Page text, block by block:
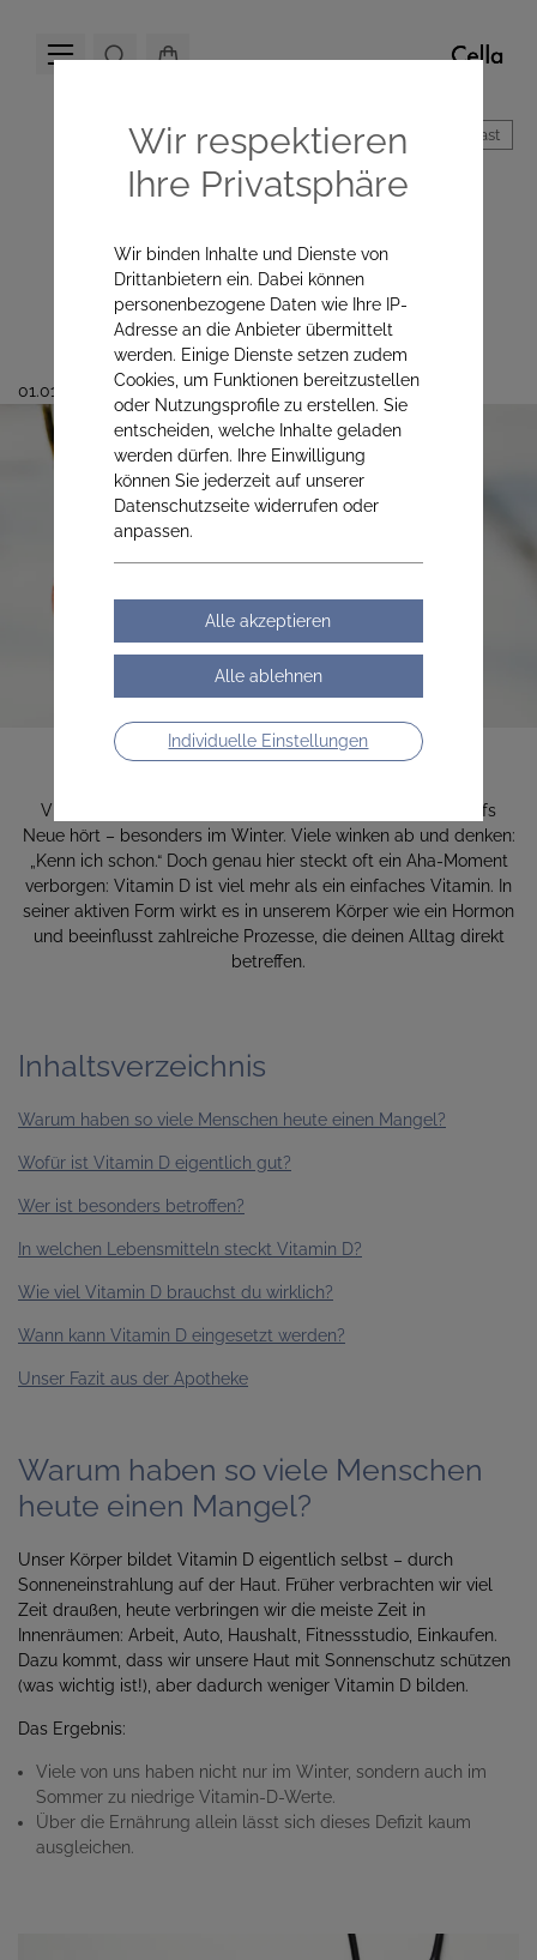
Hoher Kontrast
Vitamin D – warum
dieses Thema wirklich
wichtig ist
01.01.2026
Das Sonnenvitamin.
Vitamin D gehört zu den Themen, die man jedes Jahr aufs
Neue hört – besonders im Winter. Viele winken ab und denken:
„Kenn ich schon.“ Doch genau hier steckt oft ein Aha-Moment
verborgen: Vitamin D ist viel mehr als ein einfaches Vitamin. In
seiner aktiven Form wirkt es in unserem Körper wie ein Hormon
und beeinflusst zahlreiche Prozesse, die deinen Alltag direkt
betreffen.
Inhaltsverzeichnis
Warum haben so viele Menschen heute einen Mangel?
Wofür ist Vitamin D eigentlich gut?
Wer ist besonders betroffen?
In welchen Lebensmitteln steckt Vitamin D?
Wie viel Vitamin D brauchst du wirklich?
Wann kann Vitamin D eingesetzt werden?
Unser Fazit aus der Apotheke
Warum haben so viele Menschen
heute einen Mangel?
Unser Körper bildet Vitamin D eigentlich selbst – durch
Sonneneinstrahlung auf der Haut. Früher verbrachten wir viel
Zeit draußen, heute verbringen wir die meiste Zeit in
Innenräumen: Arbeit, Auto, Haushalt, Fitnessstudio, Einkaufen.
Dazu kommt, dass wir unsere Haut mit Sonnenschutz schützen
(was wichtig ist!), aber dadurch weniger Vitamin D bilden.
Das Ergebnis:
Viele von uns haben nicht nur im Winter, sondern auch im
Sommer zu niedrige Vitamin-D-Werte.
Über die Ernährung allein lässt sich dieses Defizit kaum
ausgleichen.
Wir respektieren
Ihre Privatsphäre
Wir binden Inhalte und Dienste von
Drittanbietern ein. Dabei können
personenbezogene Daten wie Ihre IP-
Adresse an die Anbieter übermittelt
werden. Einige Dienste setzen zudem
Cookies, um Funktionen bereitzustellen
oder Nutzungsprofile zu erstellen. Sie
entscheiden, welche Inhalte geladen
werden dürfen. Ihre Einwilligung
können Sie jederzeit auf unserer
Datenschutzseite widerrufen oder
anpassen.
Individuelle Einstellungen